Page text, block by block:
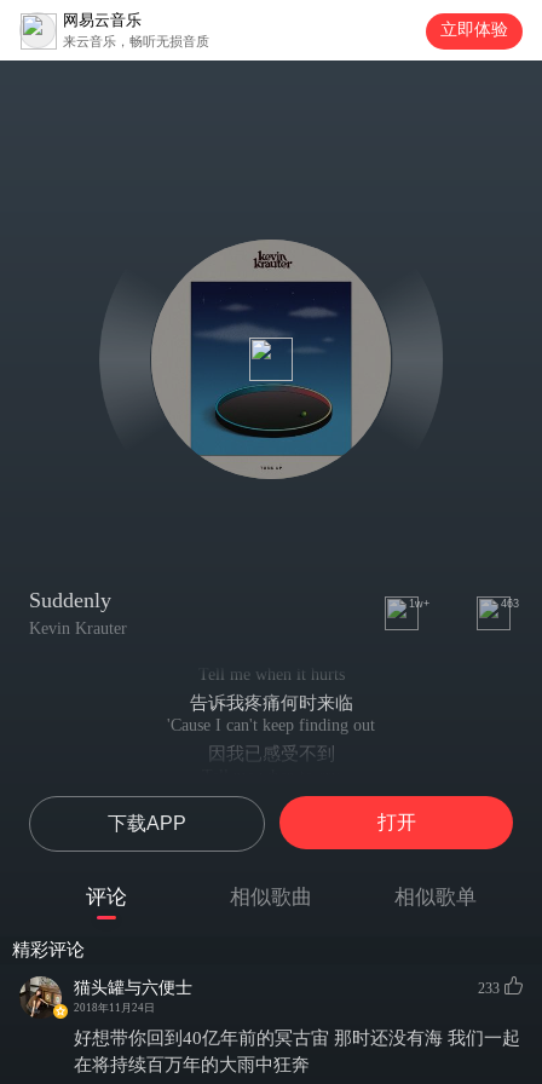
网易云音乐
来云音乐，畅听无损音质
立即体验
Suddenly
Kevin Krauter
1w+ 463
Tell me when it hurts
告诉我疼痛何时来临
'Cause I can't keep finding out
因我已感受不到
告诉我我要何时哭泣
'Cause I can't keep freaking out
因我已不再惊恐
我曾言我无法独立过活
I'll follow in tow
我被束缚
下载APP 打开
评论 相似歌曲 相似歌单
精彩评论
猫头罐与六便士
2018年11月24日
233
好想带你回到40亿年前的冥古宙 那时还没有海 我们一起
在将持续百万年的大雨中狂奔